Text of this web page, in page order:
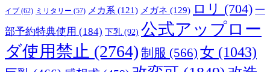
イブ (62) ミリタリー (57) メカ系 (121) メガネ (129) ロリ (704) 一
部予約特典使用 (184) 下乳 (92) 公式アップロー
ダ使用禁止 (2764) 制服 (566) 女 (1043)